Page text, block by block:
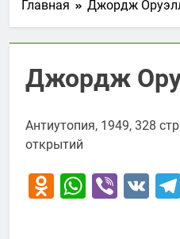
Главная Джордж
Джордж
Антиутопия, 1949, 328
открытий
Viber
VK